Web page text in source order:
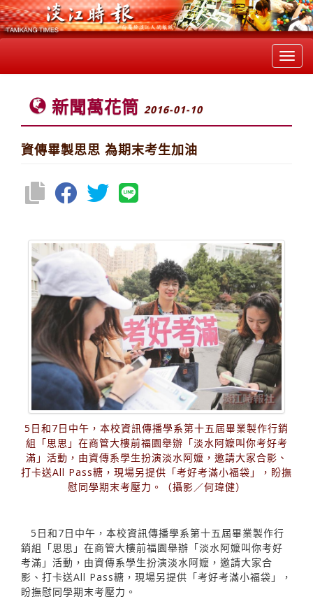
新聞萬花筒 2016-01-10
資傳畢製思思 為期末考生加油
5日和7日中午，本校資訊傳播學系第十五屆畢業製作行銷
組「思思」在商管大樓前福園舉辦「淡水阿嬤叫你考好考
滿」活動，由資傳系學生扮演淡水阿嬤，邀請大家合影、
打卡送All Pass糖，現場另提供「考好考滿小福袋」，盼撫
慰同學期末考壓力。（攝影／何瑋健）
5日和7日中午，本校資訊傳播學系第十五屆畢業製作行
銷組「思思」在商管大樓前福園舉辦「淡水阿嬤叫你考好
考滿」活動，由資傳系學生扮演淡水阿嬤，邀請大家合
影、打卡送All Pass糖，現場另提供「考好考滿小福袋」，
盼撫慰同學期末考壓力。